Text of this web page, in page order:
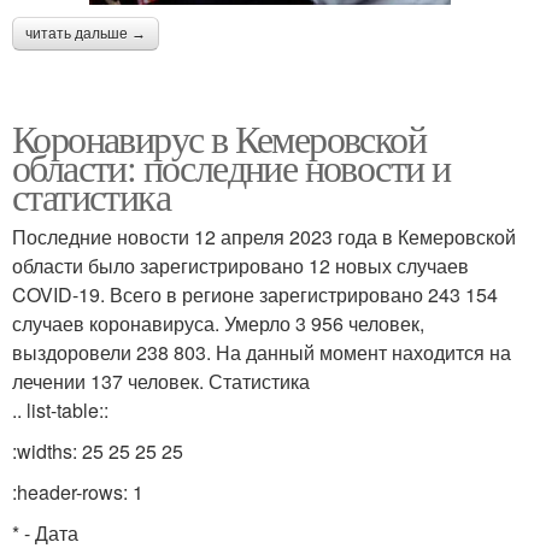
читать дальше →
Коронавирус в Кемеровской
области: последние новости и
статистика
Последние новости 12 апреля 2023 года в Кемеровской
области было зарегистрировано 12 новых случаев
COVID-19. Всего в регионе зарегистрировано 243 154
случаев коронавируса. Умерло 3 956 человек,
выздоровели 238 803. На данный момент находится на
лечении 137 человек. Статистика
.. list-table::
:widths: 25 25 25 25
:header-rows: 1
* - Дата